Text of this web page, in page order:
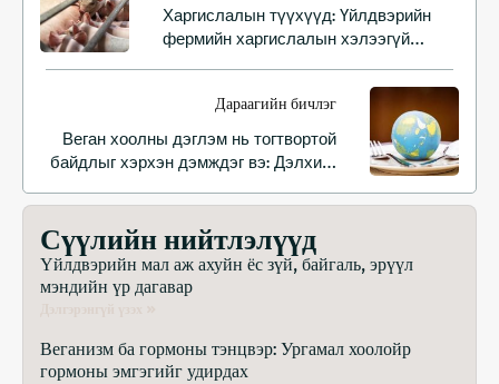
Харгислалын түүхүүд: Үйлдвэрийн
фермийн харгислалын хэлээгүй
Дараагийн бичлэг
Веган хоолны дэглэм нь тогтвортой
байдлыг хэрхэн дэмждэг вэ: Дэлхийг
нөөцийг хэмнэх
Сүүлийн нийтлэлүүд
Үйлдвэрийн мал аж ахуйн ёс зүй, байгаль, эрүүл
мэндийн үр дагавар
Веганизм ба гормоны тэнцвэр: Ургамал хоолойр
гормоны эмгэгийг удирдах